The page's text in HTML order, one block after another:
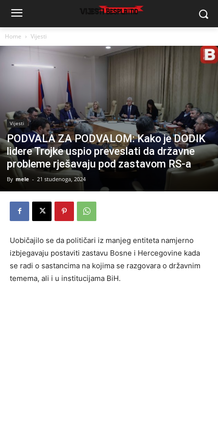
Home Vijesti
Vijesti
PODVALA ZA PODVALOM: Kako je DODIK
lidere Trojke uspio preveslati da državne
probleme rješavaju pod zastavom RS-a
By mele - 21 studenoga, 2024
Uobičajilo se da političari iz manjeg entiteta namjerno
izbjegavaju postaviti zastavu Bosne i Hercegovine kada
se radi o sastancima na kojima se razgovara o državnim
temema, ali i u institucijama BiH.